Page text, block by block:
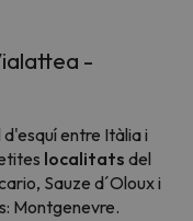
-
entre Itàlia i
localitats del
Sauze d´Oloux i
Montgenevre.